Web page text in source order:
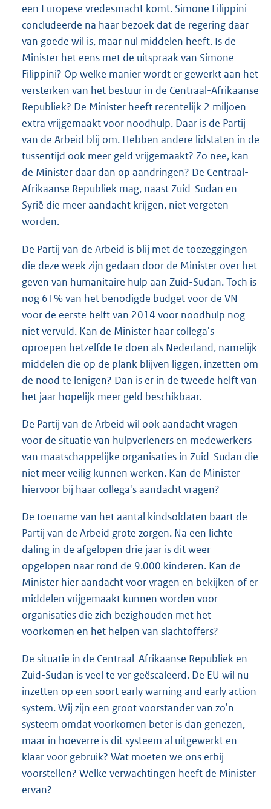
een Europese vredesmacht komt. Simone Filippini
concludeerde na haar bezoek dat de regering daar
van goede wil is, maar nul middelen heeft. Is de
Minister het eens met de uitspraak van Simone
Filippini? Op welke manier wordt er gewerkt aan het
versterken van het bestuur in de Centraal-Afrikaanse
Republiek? De Minister heeft recentelijk 2 miljoen
extra vrijgemaakt voor noodhulp. Daar is de Partij
van de Arbeid blij om. Hebben andere lidstaten in de
tussentijd ook meer geld vrijgemaakt? Zo nee, kan
de Minister daar dan op aandringen? De Centraal-
Afrikaanse Republiek mag, naast Zuid-Sudan en
Syrië die meer aandacht krijgen, niet vergeten
worden.
De Partij van de Arbeid is blij met de toezeggingen
die deze week zijn gedaan door de Minister over het
geven van humanitaire hulp aan Zuid-Sudan. Toch is
nog 61% van het benodigde budget voor de VN
voor de eerste helft van 2014 voor noodhulp nog
niet vervuld. Kan de Minister haar collega's
oproepen hetzelfde te doen als Nederland, namelijk
middelen die op de plank blijven liggen, inzetten om
de nood te lenigen? Dan is er in de tweede helft van
het jaar hopelijk meer geld beschikbaar.
De Partij van de Arbeid wil ook aandacht vragen
voor de situatie van hulpverleners en medewerkers
van maatschappelijke organisaties in Zuid-Sudan die
niet meer veilig kunnen werken. Kan de Minister
hiervoor bij haar collega's aandacht vragen?
De toename van het aantal kindsoldaten baart de
Partij van de Arbeid grote zorgen. Na een lichte
daling in de afgelopen drie jaar is dit weer
opgelopen naar rond de 9.000 kinderen. Kan de
Minister hier aandacht voor vragen en bekijken of er
middelen vrijgemaakt kunnen worden voor
organisaties die zich bezighouden met het
voorkomen en het helpen van slachtoffers?
De situatie in de Centraal-Afrikaanse Republiek en
Zuid-Sudan is veel te ver geëscaleerd. De EU wil nu
inzetten op een soort early warning and early action
system. Wij zijn een groot voorstander van zo'n
systeem omdat voorkomen beter is dan genezen,
maar in hoeverre is dit systeem al uitgewerkt en
klaar voor gebruik? Wat moeten we ons erbij
voorstellen? Welke verwachtingen heeft de Minister
ervan?